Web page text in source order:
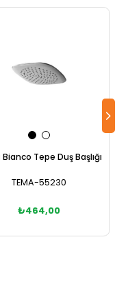
Tepe Duş Başlığı
TEMA-55230
₺464,00